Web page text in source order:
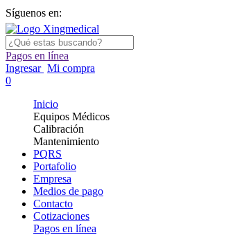
Síguenos en:
Pagos en línea
Ingresar Mi compra
0
Inicio
Equipos Médicos
Calibración
Mantenimiento
PQRS
Portafolio
Empresa
Medios de pago
Contacto
Cotizaciones
Pagos en línea